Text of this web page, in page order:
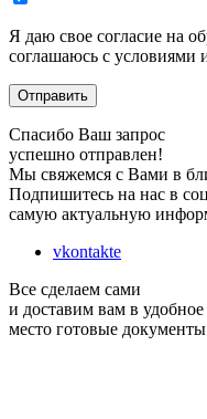
Я даю свое согласие на
соглашаюсь с условиями
Отправить
Спасибо Ваш запрос
успешно отправлен!
Мы свяжемся с Вами в
Подпишитесь на нас в
самую актуальную
vkontakte
Все сделаем сами
и доставим вам в удобное
место готовые документы